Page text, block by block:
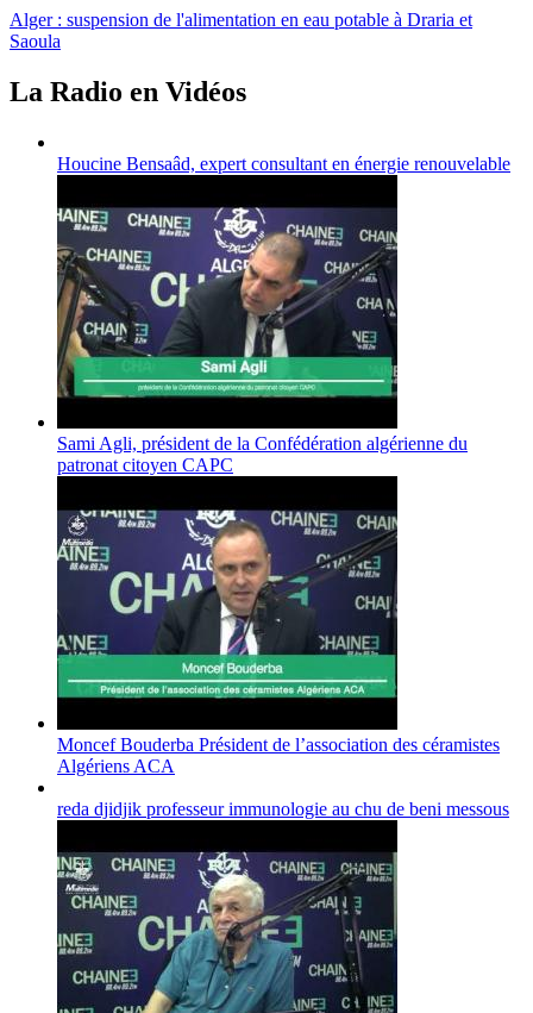
Alger : suspension de l'alimentation en eau potable à Draria et
Saoula
La Radio en Vidéos
Houcine Bensaâd, expert consultant en énergie renouvelable
Sami Agli, président de la Confédération algérienne du
patronat citoyen CAPC
Moncef Bouderba Président de l’association des céramistes
Algériens ACA
reda djidjik professeur immunologie au chu de beni messous